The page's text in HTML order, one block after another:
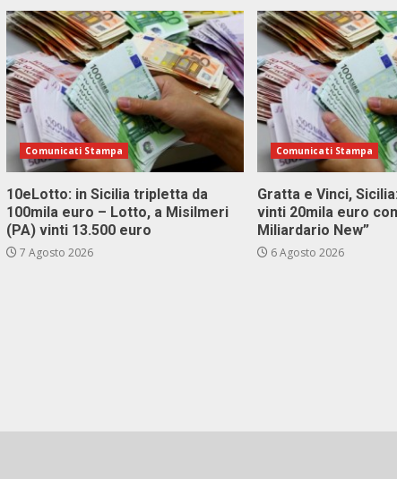
Comunicati Stampa
10eLotto: in Sicilia tripletta da
100mila euro – Lotto, a Misilmeri
(PA) vinti 13.500 euro
7 Agosto 2026
Comunicati Stampa
Gratta e Vinci,
vinti 20mila euro
Miliardario New”
6 Agosto 2026